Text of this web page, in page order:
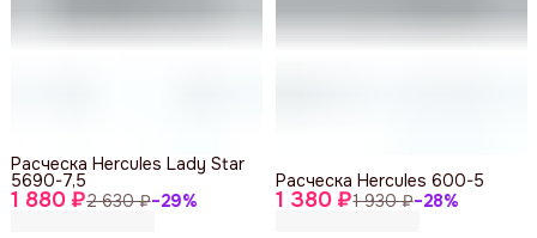
1 880 ₽2 630 ₽−29%
Расческа Hercules Lady Star
5690-7,5
1 380 ₽1 930 ₽−28%
Расческа Hercules 600-5